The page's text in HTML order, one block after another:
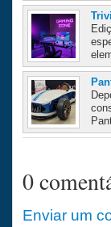
0
Enviar um